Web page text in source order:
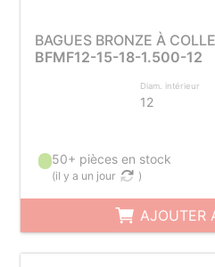
BAGUES BRONZE À
BFMF12-15-18-1.500-12
Diam. intérieur
12
50+ pièces en stock
(il y a un jour )
AJOUTER